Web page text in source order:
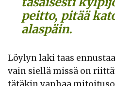
peitto, pitää
alaspäin.
Löylyn laki taas
vain siellä missä on